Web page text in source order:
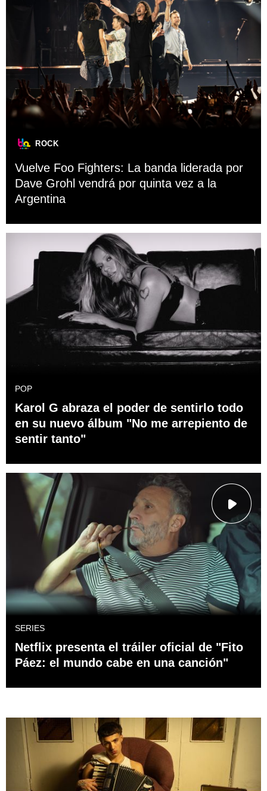
ROCK
Vuelve Foo Fighters: La banda liderada por
Dave Grohl vendrá por quinta vez a la
Argentina
POP
Karol G abraza el poder de sentirlo todo
en su nuevo álbum "No me arrepiento de
sentir tanto"
SERIES
Netflix presenta el tráiler oficial de "Fito
Páez: el mundo cabe en una canción"